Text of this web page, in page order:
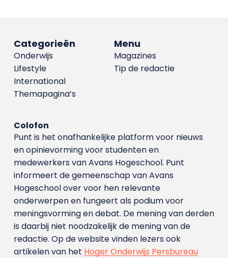
Menu
Magazines
Tip de redactie
Categorieën
Onderwijs
Lifestyle
International
Themapagina’s
Colofon
Punt is het onafhankelijke platform voor nieuws
en opinievorming voor studenten en
medewerkers van Avans Hoge­school. Punt
informeert de gemeenschap van Avans
Hogeschool over voor hen relevante
onderwerpen en fungeert als podium voor
meningsvorming en debat. De mening van derden
is daarbij niet noodzakelijk de mening van de
redactie. Op de website vinden lezers ook
artikelen van het Hoger Onderwijs Persbureau